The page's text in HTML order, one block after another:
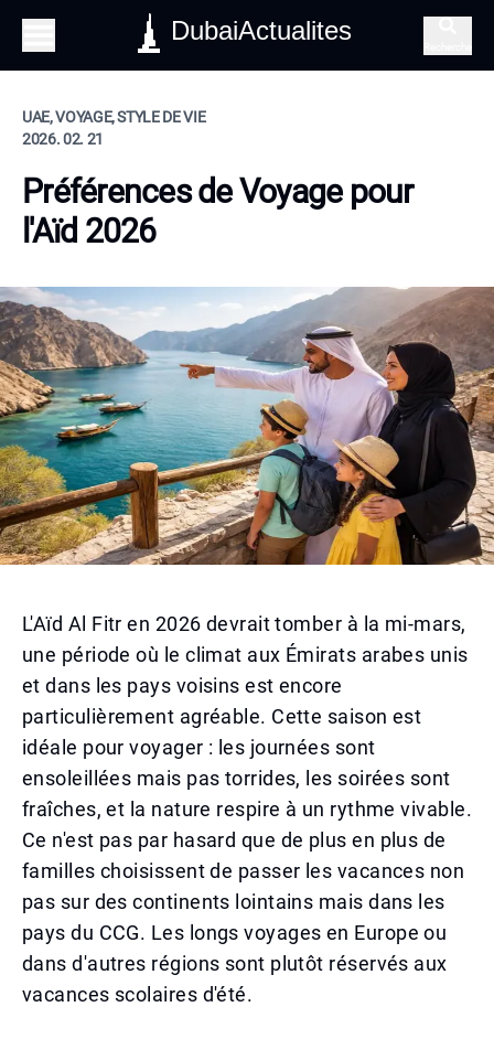
DubaiActualites
UAE, VOYAGE, STYLE DE VIE
2026. 02. 21
Préférences de Voyage pour
l'Aïd 2026
L'Aïd Al Fitr en 2026 devrait tomber à la mi-mars,
une période où le climat aux Émirats arabes unis
et dans les pays voisins est encore
particulièrement agréable. Cette saison est
idéale pour voyager : les journées sont
ensoleillées mais pas torrides, les soirées sont
fraîches, et la nature respire à un rythme vivable.
Ce n'est pas par hasard que de plus en plus de
familles choisissent de passer les vacances non
pas sur des continents lointains mais dans les
pays du CCG. Les longs voyages en Europe ou
dans d'autres régions sont plutôt réservés aux
vacances scolaires d'été.